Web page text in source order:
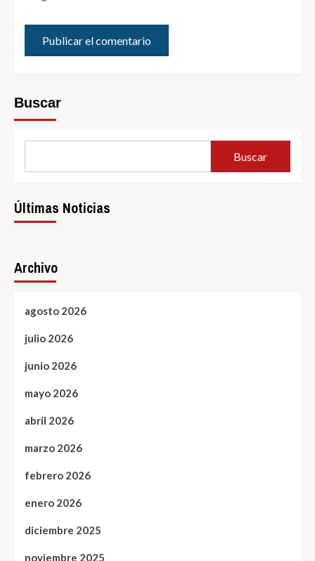
Buscar
Buscar
Últimas Noticias
Archivo
agosto 2026
julio 2026
junio 2026
mayo 2026
abril 2026
marzo 2026
febrero 2026
enero 2026
diciembre 2025
noviembre 2025